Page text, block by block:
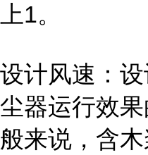
上1。
设计风速：
尘器运行效
般来说，含